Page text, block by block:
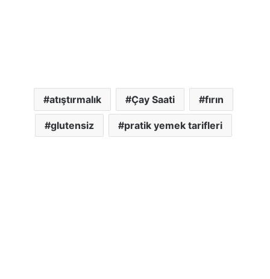
atıştırmalık Çay Saati fırın
glutensiz pratik yemek tarifleri